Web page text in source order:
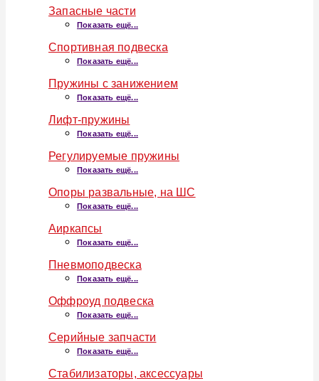
Запасные части
Показать ещё...
Спортивная подвеска
Показать ещё...
Пружины с занижением
Показать ещё...
Лифт-пружины
Показать ещё...
Регулируемые пружины
Показать ещё...
Опоры развальные, на ШС
Показать ещё...
Аиркапсы
Показать ещё...
Пневмоподвеска
Показать ещё...
Оффроуд подвеска
Показать ещё...
Серийные запчасти
Показать ещё...
Стабилизаторы, аксессуары